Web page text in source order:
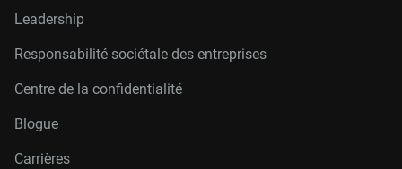
Leadership
Responsabilité sociétale des entreprises
Centre de la confidentialité
Blogue
Carrières